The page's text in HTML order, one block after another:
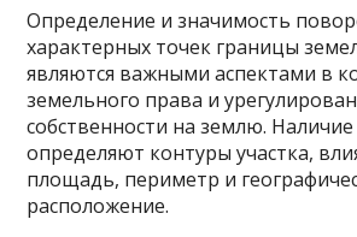
Определение и значимость
характерных точек границы
являются важными аспектами в
земельного права и
собственности на землю.
определяют контуры участка,
площадь, периметр и
расположение.